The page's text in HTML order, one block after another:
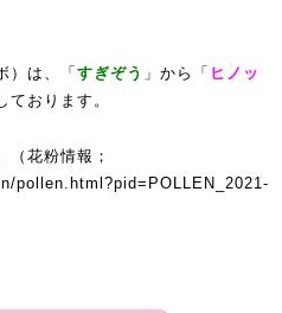
）は、「 すぎぞう 」から「 ヒノッ
ております。
（花粉情報；
pollen.html?pid=POLLEN_2021-